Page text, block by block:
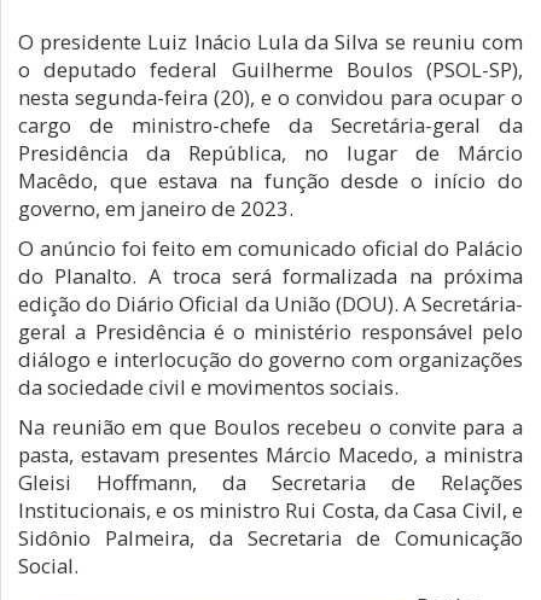
O presidente Luiz Inácio Lula da Silva se reuniu com
o deputado federal Guilherme Boulos (PSOL-SP),
nesta segunda-feira (20), e o convidou para ocupar o
cargo de ministro-chefe da Secretária-geral da
Presidência da República, no lugar de Márcio
Macêdo, que estava na função desde o início do
governo, em janeiro de 2023.
O anúncio foi feito em comunicado oficial do Palácio
do Planalto. A troca será formalizada na próxima
edição do Diário Oficial da União (DOU). A Secretária-
geral a Presidência é o ministério responsável pelo
diálogo e interlocução do governo com organizações
da sociedade civil e movimentos sociais.
Na reunião em que Boulos recebeu o convite para a
pasta, estavam presentes Márcio Macedo, a ministra
Gleisi Hoffmann, da Secretaria de Relações
Institucionais, e os ministro Rui Costa, da Casa Civil, e
Sidônio Palmeira, da Secretaria de Comunicação
Social.